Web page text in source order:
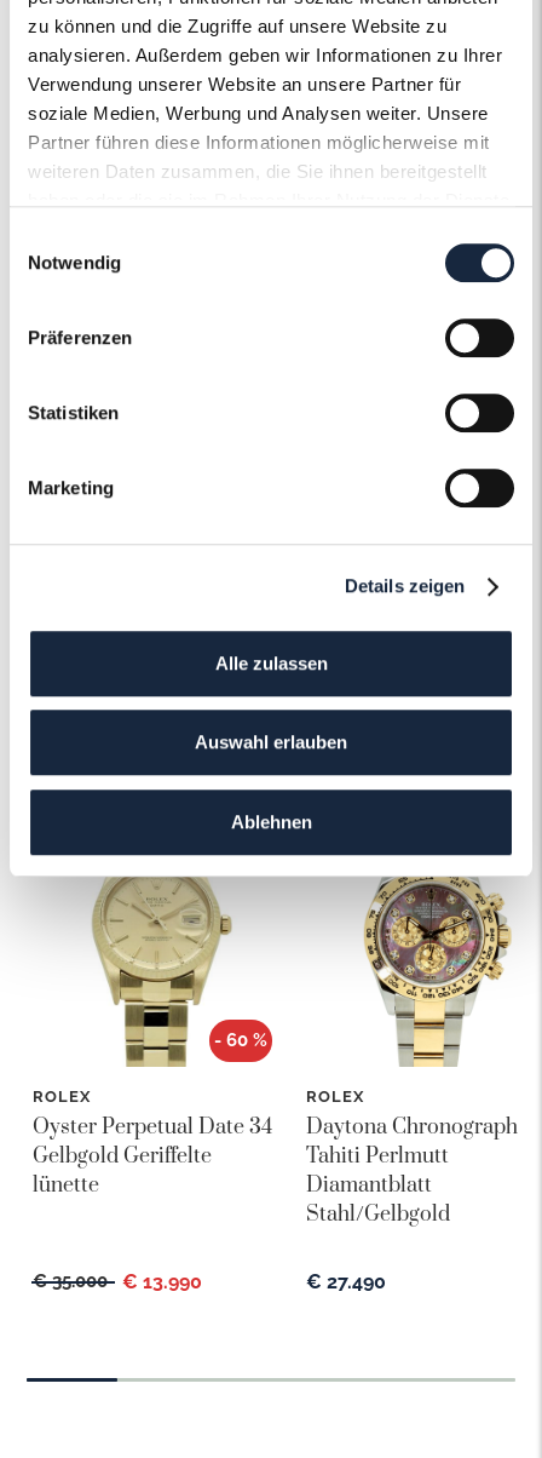
zu können und die Zugriffe auf unsere Website zu
analysieren. Außerdem geben wir Informationen zu Ihrer
Verwendung unserer Website an unsere Partner für
soziale Medien, Werbung und Analysen weiter. Unsere
Partner führen diese Informationen möglicherweise mit
weiteren Daten zusammen, die Sie ihnen bereitgestellt
Notwendig
Präferenzen
Statistiken
Marketing
Details zeigen
Alle zulassen
Auswahl erlauben
Ablehnen
Besonderheit Zweite Zeitzone
Ziffernblattfarbe Braun
Ob Gravur, Politur oder ein neues Armband
– Gerne pflegen und gestalten wir Ihre Uhr
nach Ihren individuellen Wünschen und
Vorstellungen und machen sie zu einem
Das könnte Ihnen auch gefallen!
- 60 %
ROLEX
Oyster Perpetual Date 34
Gelbgold Geriffelte
lünette
€ 35.000 € 13.990
ROLEX
Daytona Chronograph
Tahiti Perlmutt
Diamantblatt
Stahl/Gelbgold
€ 27.490